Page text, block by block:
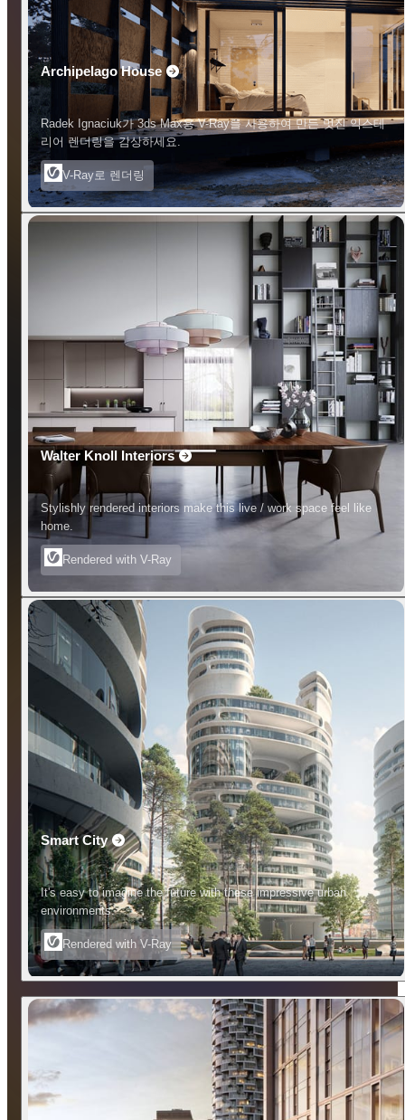
Archipelago House
Radek Ignaciuk가 3ds Max용 V-Ray를 사용하여 만든 멋진 익스테
리어 렌더링을 감상하세요.
V-Ray로 렌더링
Walter Knoll Interiors
Stylishly rendered interiors make this live / work space feel like
home.
Rendered with V-Ray
Smart City
It's easy to imagine the future with these impressive urban
environments.
Rendered with V-Ray